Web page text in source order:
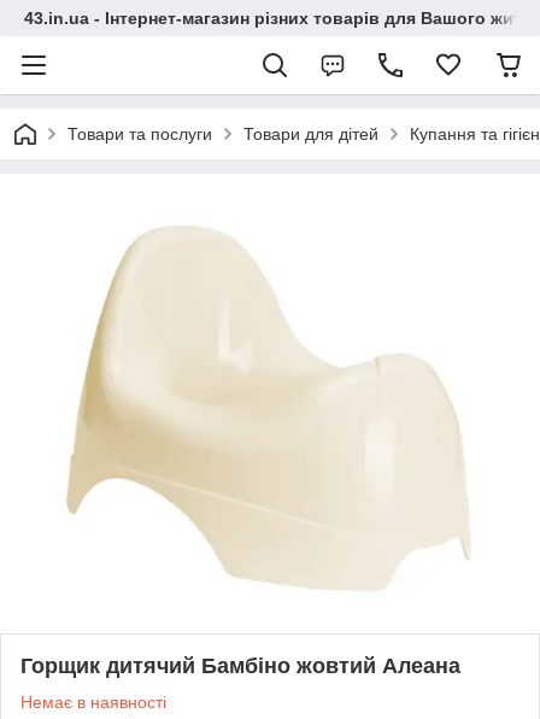
43.in.ua - Інтернет-магазин різних товарів для Вашого
Товари та послуги Товари для дітей Купання та
Горщик дитячий Бамбіно жовтий Алеана
Немає в наявності